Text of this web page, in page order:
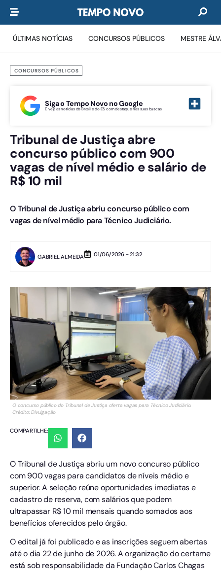
ÚLTIMAS NOTÍCIAS CONCURSOS PÚBLICOS MESTRE
CONCURSOS PÚBLICOS
Siga o Tempo Novo no Google
E veja as notícias do Brasil e do ES com destaque nas suas buscas
Tribunal de Justiça abre
concurso público com 900
vagas de nível médio e salário de
R$ 10 mil
O Tribunal de Justiça abriu concurso público com
vagas de nível médio para Técnico Judiciário.
GABRIEL ALMEIDA 01/06/2026 - 21:32
O concurso público do Tribunal de Justiça oferta vagas para Técnico Judiciário.
Crédito: Divulgação
COMPARTILHE:
O Tribunal de Justiça abriu um novo concurso público
com 900 vagas para candidatos de níveis médio e
superior. A seleção reúne oportunidades imediatas e
cadastro de reserva, com salários que podem
ultrapassar R$ 10 mil mensais quando somados aos
benefícios oferecidos pelo órgão.
O edital já foi publicado e as inscrições seguem abertas
até o dia 22 de junho de 2026. A organização do certame
está sob responsabilidade da Fundação Carlos Chagas